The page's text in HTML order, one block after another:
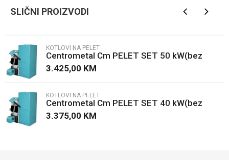
Poruka
SLIČNI PROIZVODI
KOTLOVI NA PELET
Centrometal Cm PELET SET 50 kW(bez
kotla)
3.425,00 KM
KOTLOVI NA PELET
Centrometal Cm PELET SET 40 kW(bez
kotla)
3.375,00 KM